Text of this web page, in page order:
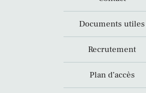
Documents utiles
Recrutement
Plan d’accès